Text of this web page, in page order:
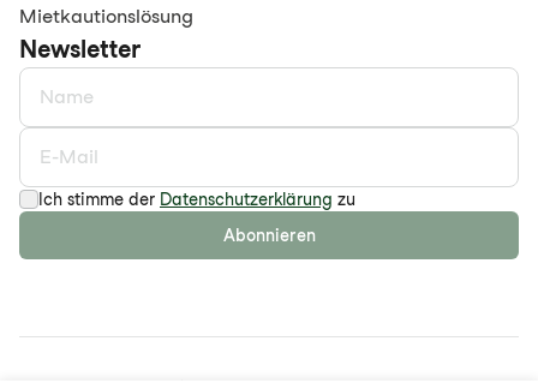
Mietkautionslösung
Newsletter
Ich stimme der Datenschutzerklärung zu
Abonnieren